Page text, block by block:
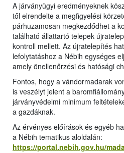
A járványügyi eredményeknek
től elrendelte a megfigyelési
párhuzamosan megkezdődhet a
található állattartó telepek
kontroll mellett. Az újratelepítés
lefolytatáshoz a Nébih egységes
amely önellenőrzési és hatósági
Fontos, hogy a vándormadarak
is veszélyt jelent a
járványvédelmi minimum
a gazdáknak.
Az érvényes előírások és egyéb
a Nébih tematikus aloldalán:
https://portal.nebih.gov.hu/